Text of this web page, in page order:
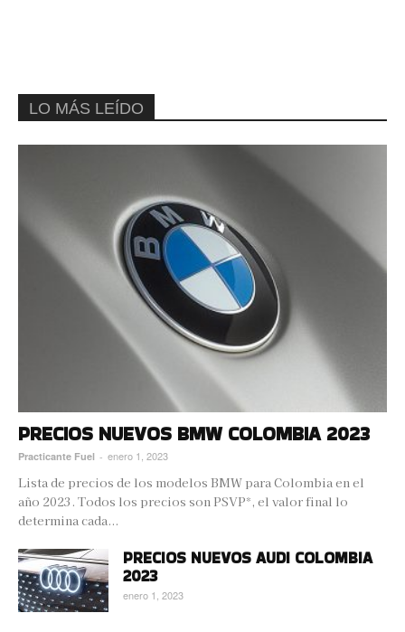
LO MÁS LEÍDO
PRECIOS NUEVOS BMW COLOMBIA 2023
Practicante Fuel - enero 1, 2023
Lista de precios de los modelos BMW para Colombia en el
año 2023. Todos los precios son PSVP*, el valor final lo
determina cada...
PRECIOS NUEVOS AUDI COLOMBIA
2023
enero 1, 2023